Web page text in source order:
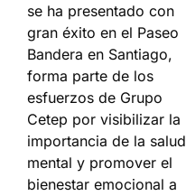
se ha presentado con
gran éxito en el Paseo
Bandera en Santiago,
forma parte de los
esfuerzos de Grupo
Cetep por visibilizar la
importancia de la salud
mental y promover el
bienestar emocional a